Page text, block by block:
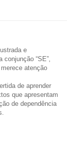
e
“SE”,
atenção
de aprender
que apresentam
de dependência